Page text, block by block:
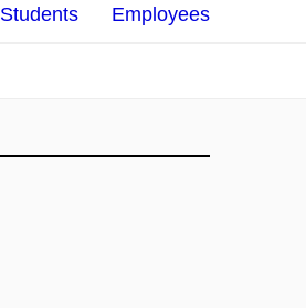
Students Employees